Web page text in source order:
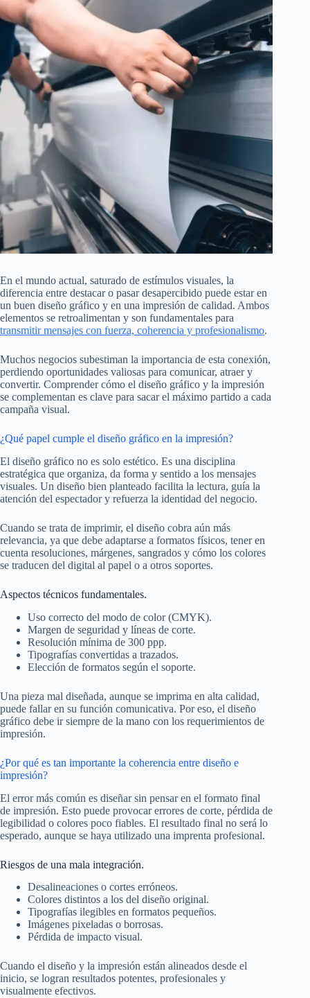
En el mundo actual, saturado de estímulos visuales, la
diferencia entre destacar o pasar desapercibido puede estar en
un buen diseño gráfico y en una impresión de calidad. Ambos
elementos se retroalimentan y son fundamentales para
transmitir mensajes con fuerza, coherencia y profesionalismo.
Muchos negocios subestiman la importancia de esta conexión,
perdiendo oportunidades valiosas para comunicar, atraer y
convertir. Comprender cómo el diseño gráfico y la impresión
se complementan es clave para sacar el máximo partido a cada
campaña visual.
¿Qué papel cumple el diseño gráfico en la impresión?
El diseño gráfico no es solo estético. Es una disciplina
estratégica que organiza, da forma y sentido a los mensajes
visuales. Un diseño bien planteado facilita la lectura, guía la
atención del espectador y refuerza la identidad del negocio.
Cuando se trata de imprimir, el diseño cobra aún más
relevancia, ya que debe adaptarse a formatos físicos, tener en
cuenta resoluciones, márgenes, sangrados y cómo los colores
se traducen del digital al papel o a otros soportes.
Aspectos técnicos fundamentales.
Uso correcto del modo de color (CMYK).
Margen de seguridad y líneas de corte.
Resolución mínima de 300 ppp.
Tipografías convertidas a trazados.
Elección de formatos según el soporte.
Una pieza mal diseñada, aunque se imprima en alta calidad,
puede fallar en su función comunicativa. Por eso, el diseño
gráfico debe ir siempre de la mano con los requerimientos de
impresión.
¿Por qué es tan importante la coherencia entre diseño e
impresión?
El error más común es diseñar sin pensar en el formato final
de impresión. Esto puede provocar errores de corte, pérdida de
legibilidad o colores poco fiables. El resultado final no será lo
esperado, aunque se haya utilizado una imprenta profesional.
Riesgos de una mala integración.
Desalineaciones o cortes erróneos.
Colores distintos a los del diseño original.
Tipografías ilegibles en formatos pequeños.
Imágenes pixeladas o borrosas.
Pérdida de impacto visual.
Cuando el diseño y la impresión están alineados desde el
inicio, se logran resultados potentes, profesionales y
visualmente efectivos.